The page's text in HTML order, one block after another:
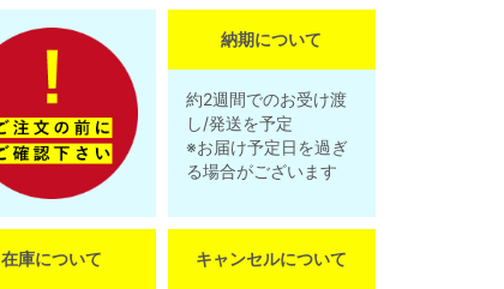
納期について
約2週間でのお受け渡
し/発送を予定
※お届け予定日を過ぎ
る場合がございます
在庫について キャンセルについて